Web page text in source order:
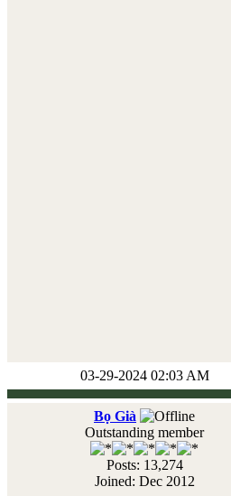
03-29-2024 02:03 AM
Bọ Già
Outstanding member
Posts: 13,274
Joined: Dec 2012